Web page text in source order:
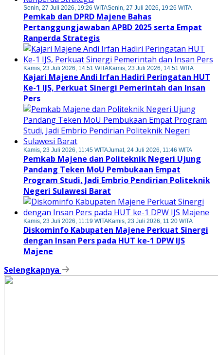
Senin, 27 Juli 2026, 19:26 WITASenin, 27 Juli 2026, 19:26 WITA
Pemkab dan DPRD Majene Bahas
Pertanggungjawaban APBD 2025 serta Empat
Ranperda Strategis
Kamis, 23 Juli 2026, 14:51 WITAKamis, 23 Juli 2026, 14:51 WITA
Kajari Majene Andi Irfan Hadiri Peringatan HUT
Ke-1 IJS, Perkuat Sinergi Pemerintah dan Insan
Pers
Kamis, 23 Juli 2026, 11:45 WITAJumat, 24 Juli 2026, 11:46 WITA
Pemkab Majene dan Politeknik Negeri Ujung
Pandang Teken MoU Pembukaan Empat
Program Studi, Jadi Embrio Pendirian Politeknik
Negeri Sulawesi Barat
Kamis, 23 Juli 2026, 11:19 WITAKamis, 23 Juli 2026, 11:20 WITA
Diskominfo Kabupaten Majene Perkuat Sinergi
dengan Insan Pers pada HUT ke-1 DPW IJS
Majene
Selengkapnya